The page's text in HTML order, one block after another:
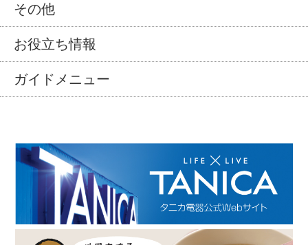
その他
お役立ち情報
ガイドメニュー